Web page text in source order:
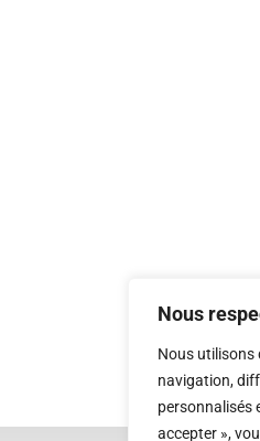
Nous
Nous utilisons
navigation,
personnalisés
accepter »,